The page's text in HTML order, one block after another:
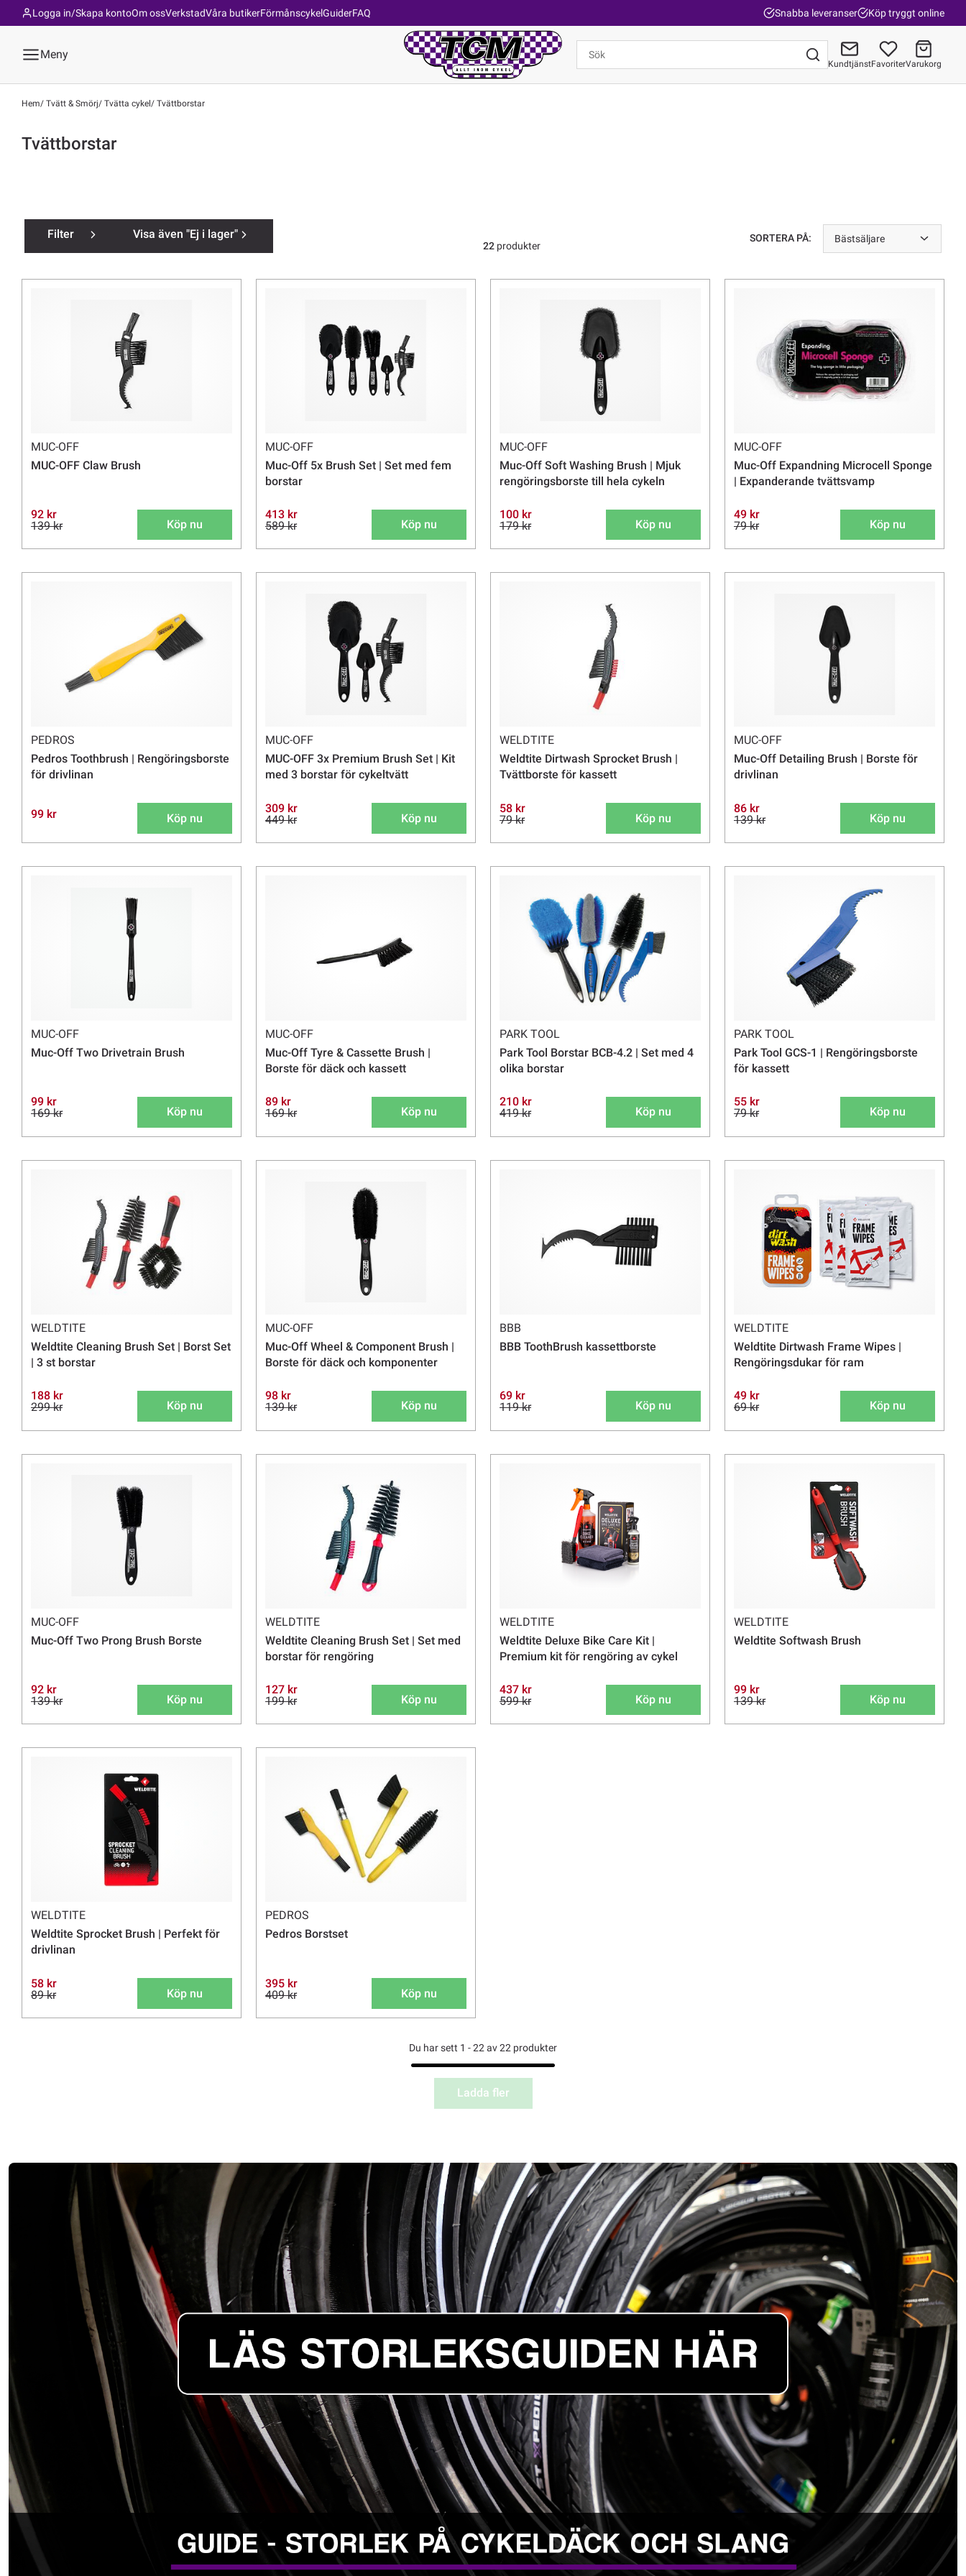
Om ossVerkstadVåra butikerFörmånscykelGuiderFAQ
Logga in/Skapa konto Snabba leveranser Köp tryggt online
Meny
KundtjänstFavoriterVarukorg
Hem Tvätt & Smörj Tvätta cykel Tvättborstar
Tvättborstar
Filter Visa även "Ej i lager" SORTERA PÅ: Bästsäljare
22produkter
MUC-OFF
MUC-OFF Claw Brush
92 kr
139 kr
Köp nu
MUC-OFF
Muc-Off 5x Brush Set | Set med fem
borstar
413 kr
589 kr
Köp nu
MUC-OFF
Muc-Off Soft Washing Brush | Mjuk
rengöringsborste till hela cykeln
100 kr
179 kr
Köp nu
MUC-OFF
Muc-Off Expandning Microcell Sponge
| Expanderande tvättsvamp
49 kr
79 kr
Köp nu
PEDROS
Pedros Toothbrush | Rengöringsborste
för drivlinan
99 kr Köp nu
MUC-OFF
MUC-OFF 3x Premium Brush Set | Kit
med 3 borstar för cykeltvätt
309 kr
449 kr
Köp nu
WELDTITE
Weldtite Dirtwash Sprocket Brush |
Tvättborste för kassett
58 kr
79 kr
Köp nu
MUC-OFF
Muc-Off Detailing Brush | Borste för
drivlinan
86 kr
139 kr
Köp nu
MUC-OFF
Muc-Off Two Drivetrain Brush
99 kr
169 kr
Köp nu
MUC-OFF
Muc-Off Tyre & Cassette Brush |
Borste för däck och kassett
89 kr
169 kr
Köp nu
PARK TOOL
Park Tool Borstar BCB-4.2 | Set med 4
olika borstar
210 kr
419 kr
Köp nu
PARK TOOL
Park Tool GCS-1 | Rengöringsborste
för kassett
55 kr
79 kr
Köp nu
WELDTITE
Weldtite Cleaning Brush Set | Borst Set
| 3 st borstar
188 kr
299 kr
Köp nu
MUC-OFF
Muc-Off Wheel & Component Brush |
Borste för däck och komponenter
98 kr
139 kr
Köp nu
BBB
BBB ToothBrush kassettborste
69 kr
119 kr
Köp nu
WELDTITE
Weldtite Dirtwash Frame Wipes |
Rengöringsdukar för ram
49 kr
69 kr
Köp nu
MUC-OFF
Muc-Off Two Prong Brush Borste
92 kr
139 kr
Köp nu
WELDTITE
Weldtite Cleaning Brush Set | Set med
borstar för rengöring
127 kr
199 kr
Köp nu
WELDTITE
Weldtite Deluxe Bike Care Kit |
Premium kit för rengöring av cykel
437 kr
599 kr
Köp nu
WELDTITE
Weldtite Softwash Brush
99 kr
139 kr
Köp nu
WELDTITE
Weldtite Sprocket Brush | Perfekt för
drivlinan
58 kr
89 kr
Köp nu
PEDROS
Pedros Borstset
395 kr
409 kr
Köp nu
Du har sett 1 - 22 av 22 produkter
Ladda fler